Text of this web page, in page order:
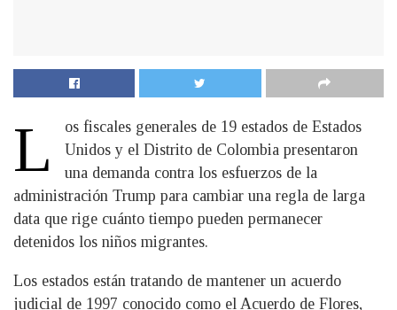
L
os fiscales generales de 19 estados de Estados
Unidos y el Distrito de Colombia presentaron
una demanda contra los esfuerzos de la
administración Trump para cambiar una regla de larga
data que rige cuánto tiempo pueden permanecer
detenidos los niños migrantes.
Los estados están tratando de mantener un acuerdo
judicial de 1997 conocido como el Acuerdo de Flores,